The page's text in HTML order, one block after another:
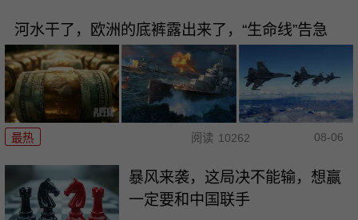
河水干了，欧洲的底裤露出来了，“生命线”告急
最热 阅读 10262 08-06
暴风来袭，这局决不能输，想赢
一定要和中国联手